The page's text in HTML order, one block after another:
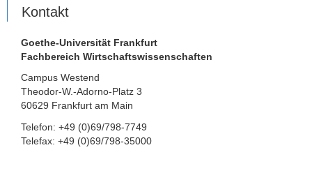
Kontakt
Goethe-Universität Frankfurt
Fachbereich Wirtschaftswissenschaften
Campus Westend
Theodor-W.-Adorno-Platz 3
60629 Frankfurt am Main
Telefon: +49 (0)69/798-7749
Telefax: +49 (0)69/798-35000